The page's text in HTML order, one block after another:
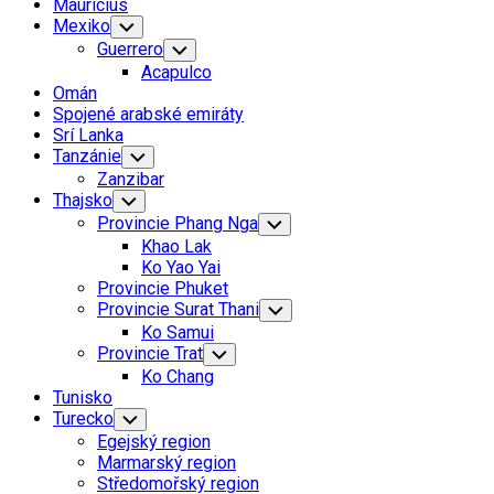
Mauricius
Mexiko Toggle
Child
Menu
Guerrero Toggle
Child
Menu
Acapulco
Omán
Spojené arabské emiráty
Srí Lanka
Tanzánie Toggle
Child
Menu
Zanzibar
Thajsko Toggle
Child
Menu
Provincie Phang Nga Toggle
Child
Khao Lak
Ko Yao Yai
Provincie Phuket
Provincie Surat Thani Toggle
Child
Ko Samui
Provincie Trat Toggle
Child
Menu
Ko Chang
Tunisko
Turecko Toggle
Child
Menu
Egejský region
Marmarský region
Středomořský region